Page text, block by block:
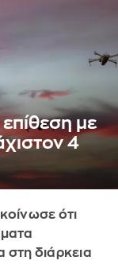
με
4
ότι
διάρκεια